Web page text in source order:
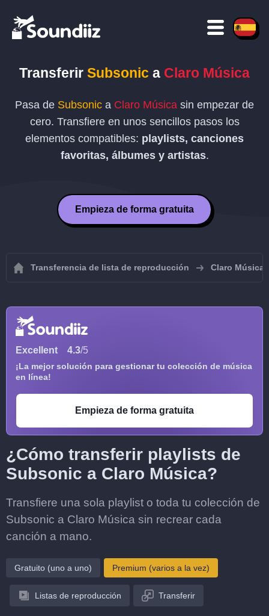
Transferir Subsonic a Claro Música
Pasa de Subsonic a Claro Música sin empezar de
cero. Transfiere en unos sencillos pasos los
elementos compatibles: playlists, canciones
favoritas, álbumes y artistas.
Empieza de forma gratuita
Transferencia de lista de reproducción Claro Música
Excellent 4.3/5
¡La mejor solución para gestionar tu colección de música
en línea!
Empieza de forma gratuita
¿Cómo transferir playlists de
Subsonic a Claro Música?
Transfiere una sola playlist o toda tu colección de
Subsonic a Claro Música sin recrear cada
canción a mano.
Gratuito (uno a uno) Premium (varios a la vez)
Listas de reproducción Transferir